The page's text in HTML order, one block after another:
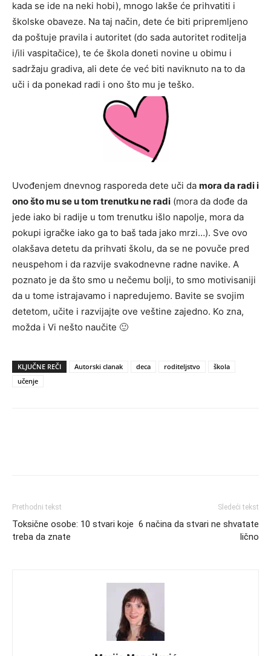
kada se ide na neki hobi), mnogo lakše će prihvatiti i
školske obaveze. Na taj način, dete će biti pripremljeno
da poštuje pravila i autoritet (do sada autoritet roditelja
i/ili vaspitačice), te će škola doneti novine u obimu i
sadržaju gradiva, ali dete će već biti naviknuto na to da
uči i da ponekad radi i ono što mu je teško.
Uvođenjem dnevnog rasporeda dete uči da mora da radi i
ono što mu se u tom trenutku ne radi (mora da dođe da
jede iako bi radije u tom trenutku išlo napolje, mora da
pokupi igračke iako ga to baš tada jako mrzi…). Sve ovo
olakšava detetu da prihvati školu, da se ne povuče pred
neuspehom i da razvije svakodnevne radne navike. A
poznato je da što smo u nečemu bolji, to smo motivisaniji
da u tome istrajavamo i napredujemo. Bavite se svojim
detetom, učite i razvijajte ove veštine zajedno. Ko zna,
možda i Vi nešto naučite 🙂
KLJUČNE REČI Autorski clanak deca roditeljstvo
škola
učenje
Prethodni tekst
Toksične osobe: 10 stvari koje
treba da znate
Sledeći tekst
6 načina da stvari ne shvatate
lično